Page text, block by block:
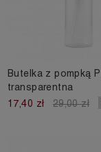
Butelka z pompką
transparentna
17,40 zł
29,00 zł